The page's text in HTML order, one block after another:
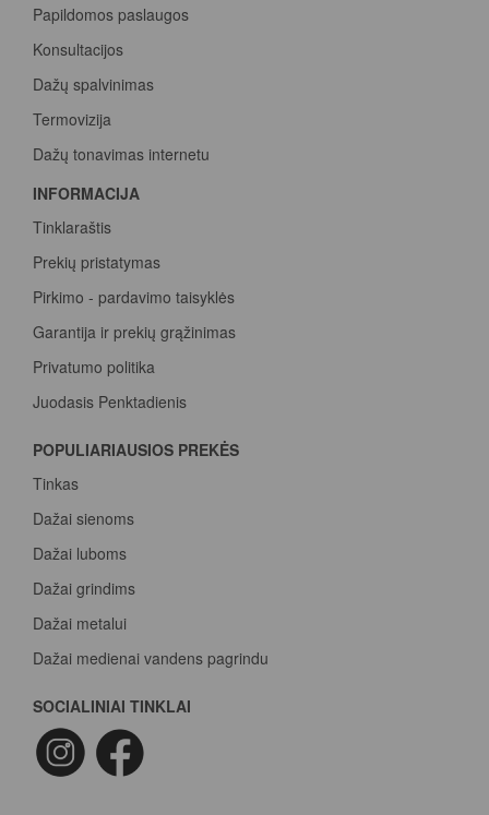
Papildomos paslaugos
Konsultacijos
Dažų spalvinimas
Termovizija
Dažų tonavimas internetu
INFORMACIJA
Tinklaraštis
Prekių pristatymas
Pirkimo - pardavimo taisyklės
Garantija ir prekių grąžinimas
Privatumo politika
Juodasis Penktadienis
POPULIARIAUSIOS PREKĖS
Tinkas
Dažai sienoms
Dažai luboms
Dažai grindims
Dažai metalui
Dažai medienai vandens pagrindu
Dažai betonui
Dažymo voleliai
SOCIALINIAI TINKLAI